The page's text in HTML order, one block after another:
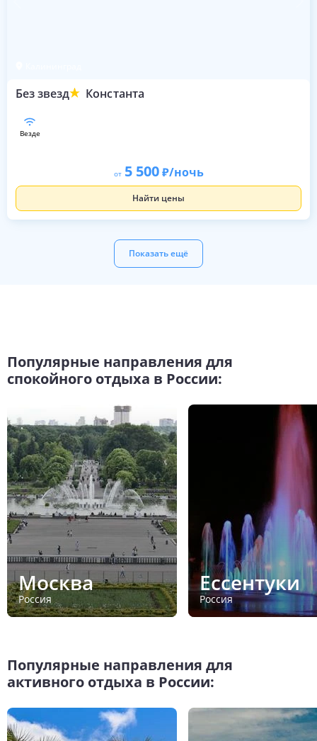
Без звезд Константа
везде
от 5 500 /ночь
Найти цены
Показать ещё
Популярные направления для
спокойного отдыха в России:
Москва
Россия
Ессентуки
Россия
Популярные направления для
активного отдыха в России: